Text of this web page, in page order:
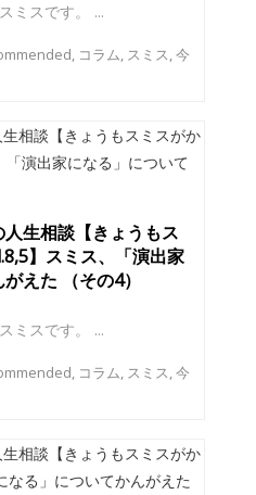
ミスです。 ...
, コラム, スミス,今
生相談【きょうもス
】スミス、「演出家
えた （その4）
ミスです。 ...
, コラム, スミス,今